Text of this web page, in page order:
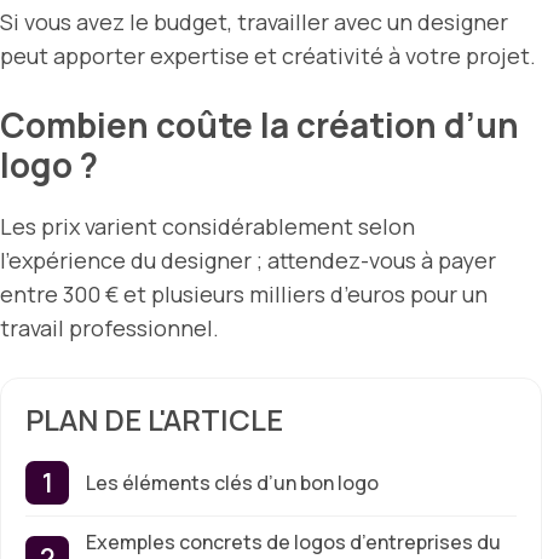
Si vous avez le budget, travailler avec un designer
peut apporter expertise et créativité à votre projet.
Combien coûte la création d’un
logo ?
Les prix varient considérablement selon
l’expérience du designer ; attendez-vous à payer
entre 300 € et plusieurs milliers d’euros pour un
travail professionnel.
PLAN DE L'ARTICLE
Les éléments clés d’un bon logo
Exemples concrets de logos d’entreprises du